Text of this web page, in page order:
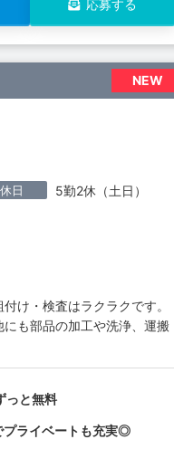
応募する
NEW
休日 5勤2休（土日）
け・検査はラクラクです。
も部品の加工や洗浄、運搬
っと無料
プライベートも充実◎